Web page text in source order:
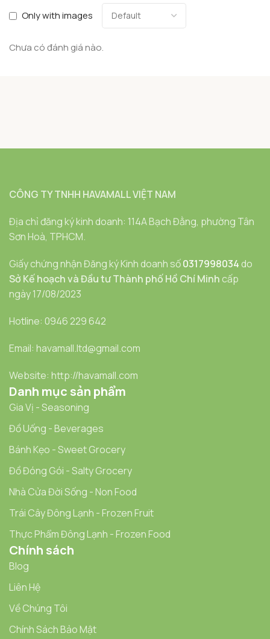
Only with images
Chưa có đánh giá nào.
CÔNG TY TNHH HAVAMALL VIỆT NAM
Địa chỉ đăng ký kinh doanh: 114A Bạch Đằng, phường Tân
Sơn Hoà, TPHCM.
Giấy chứng nhận Đăng ký Kinh doanh số0317998034 do
Sở Kế hoạch và Đầu tư Thành phố Hồ Chí Minh cấp
ngày 17/08/2023
Hotline: 0946 229 642
Email: havamall.ltd@gmail.com
Website: http://havamall.com
Danh mục sản phẩm
Gia Vị - Seasoning
Đồ Uống - Beverages
Bánh Kẹo - Sweet Grocery
Đồ Đóng Gói - Salty Grocery
Nhà Cửa Đời Sống - Non Food
Trái Cây Đông Lạnh - Frozen Fruit
Thực Phẩm Đông Lạnh - Frozen Food
Chính sách
Blog
Liên Hệ
Về Chúng Tôi
Chính Sách Bảo Mật